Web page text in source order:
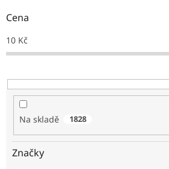
d
k
t
Cena
10 Kč
Na skladě 1828
Značky